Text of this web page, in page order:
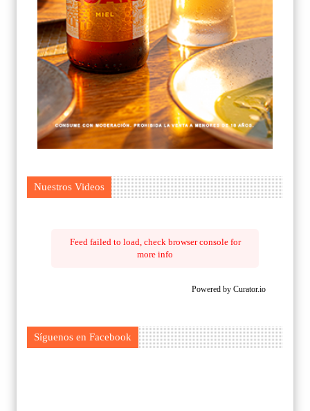
Nuestros Videos
Feed failed to load, check browser console for
more info
Powered by Curator.io
Síguenos en Facebook